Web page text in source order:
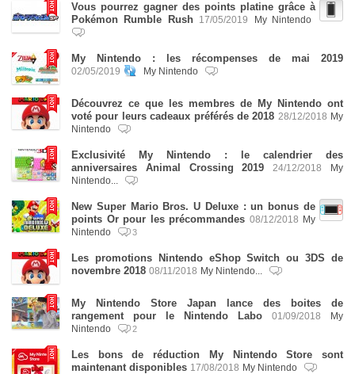
Vous pourrez gagner des points platine grâce à
Pokémon Rumble Rush
17/05/2019 My Nintendo
My Nintendo : les récompenses de mai 2019
02/05/2019 My Nintendo
Découvrez ce que les membres de My Nintendo ont
voté pour leurs cadeaux préférés de 2018 28/12/2018 My
Nintendo
Exclusivité My Nintendo : le calendrier des
anniversaires Animal Crossing 2019
24/12/2018
My
Nintendo...
New Super Mario Bros. U Deluxe : un bonus de
points Or pour les précommandes 08/12/2018 My
Nintendo
3
Les promotions Nintendo eShop Switch ou 3DS de
novembre 2018 08/11/2018 My Nintendo...
My Nintendo Store Japan lance des boites de
rangement pour le Nintendo Labo
01/09/2018
My
Nintendo
2
Les bons de réduction My Nintendo Store sont
maintenant disponibles 17/08/2018 My Nintendo